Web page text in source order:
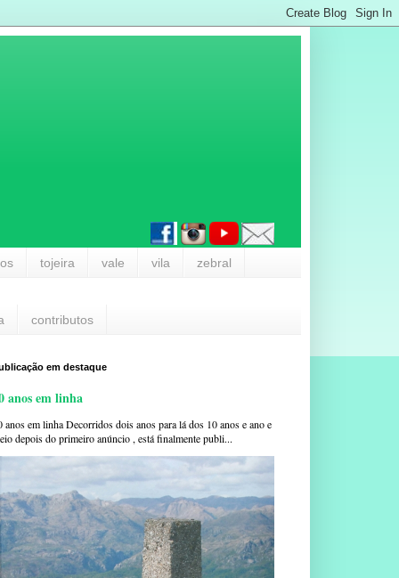
tojeira vale vila zebral
contributos
em destaque
anos em linha
anos em linha Decorridos dois anos para lá dos 10 anos e ano e
depois do primeiro anúncio , está finalmente publi...